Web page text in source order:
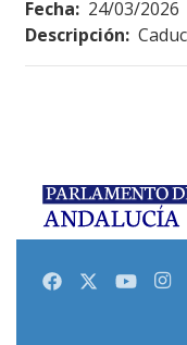
Fecha: 24/03/2026
Descripción:
FacebookTwitter